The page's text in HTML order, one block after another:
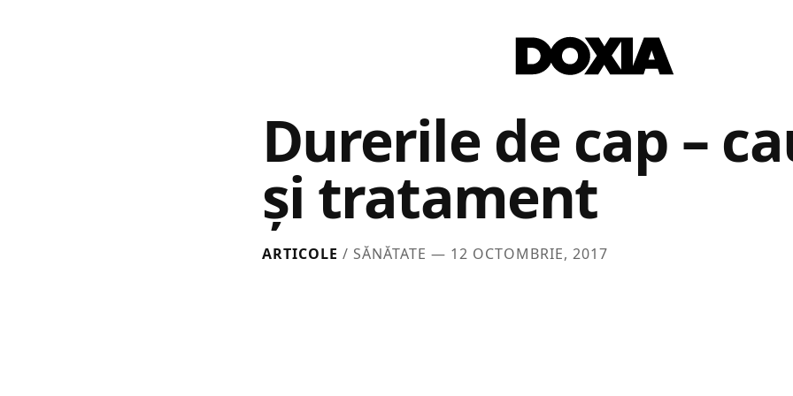
Durerile de cap –
și tratament
ARTICOLE / SĂNĂTATE — 12 OCTOMBRIE, 2017